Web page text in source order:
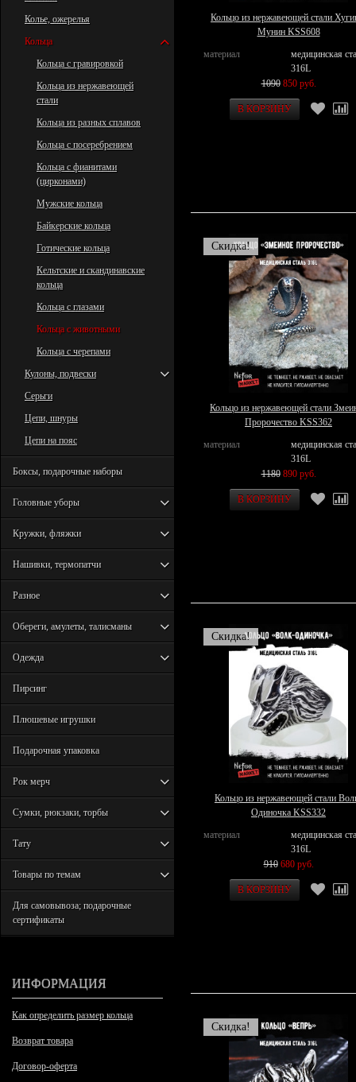
Колье, ожерелья
Кольца
Кольца с гравировкой
Кольца из нержавеющей
стали
Кольца из разных сплавов
Кольца с посеребрением
Кольца с фианитами
(цирконами)
Мужские кольца
Байкерские кольца
Готические кольца
Кельтские и скандинавские
кольца
Кольца с глазами
Кольца с животными
Кольца с черепами
Кулоны, подвески
Серьги
Цепи, шнуры
Цепи на пояс
Боксы, подарочные наборы
Головные уборы
Кружки, фляжки
Нашивки, термопатчи
Разное
Обереги, амулеты, талисманы
Одежда
Пирсинг
Плюшевые игрушки
Подарочная упаковка
Рок мерч
Сумки, рюкзаки, торбы
Тату
Товары по темам
Для самовывоза; подарочные
сертификаты
ИНФОРМАЦИЯ
Как определить размер кольца
Возврат товара
Договор-оферта
Кольцо из нержавеющей стали
Мунин KSS608
материал
медицинская
316L
1090 850 руб.
Скидка!
Кольцо из нержавеющей стали
Пророчество KSS362
материал
медицинская
316L
1180 890 руб.
Скидка!
Кольцо из нержавеющей стали
Одиночка KSS332
материал
медицинская
316L
910 680 руб.
Скидка!